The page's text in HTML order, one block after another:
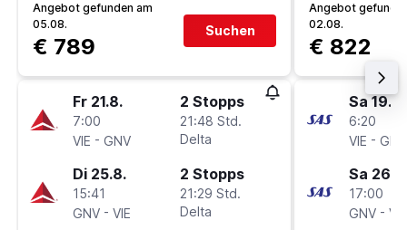
Angebot gefunden am
05.08.
€ 789
Suchen
Fr 21.8.
7:00
VIE - GNV
2 Stopps
21:48 Std.
Delta
Di 25.8.
15:41
GNV - VIE
2 Stopps
21:29 Std.
Delta
Angebot
02.08.
€ 822
Sa 19.9.
6:20
VIE - GNV
Sa 26.9.
17:00
GNV - VIE